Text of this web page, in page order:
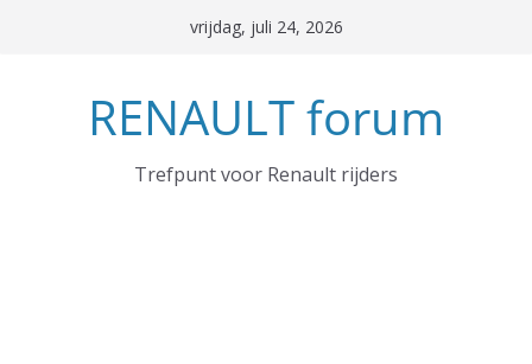
vrijdag, juli 24, 2026
RENAULT forum
Trefpunt voor Renault rijders